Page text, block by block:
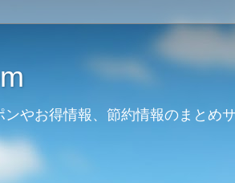
やお得情報、節約情報のまとめ